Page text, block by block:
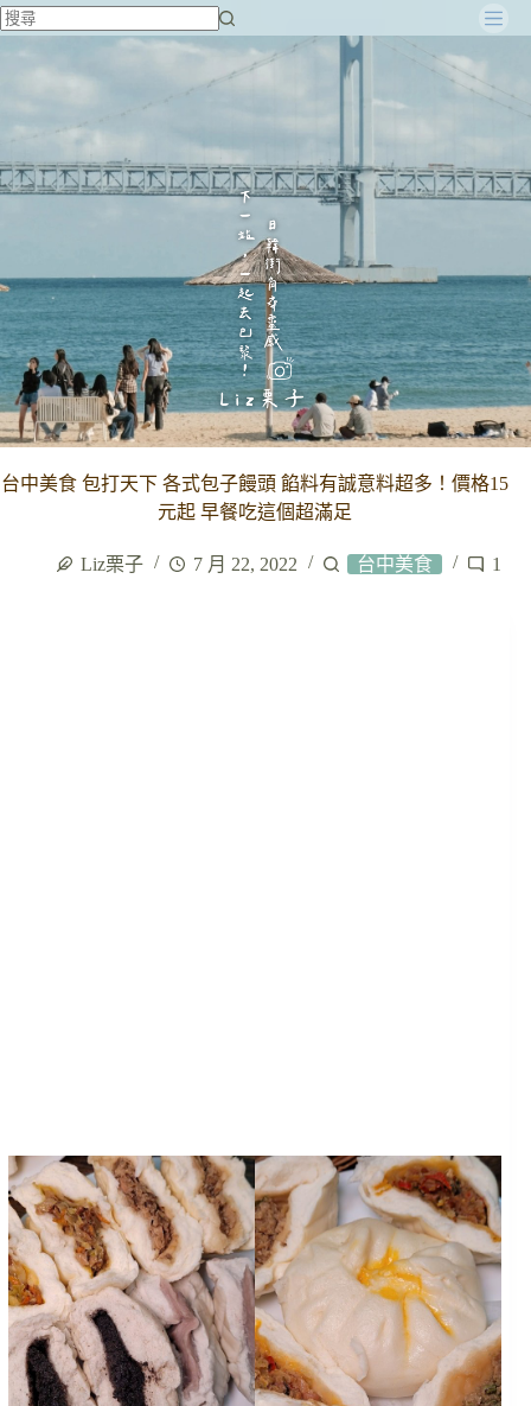
跳
容
台中美食 包打天下 各式包子饅頭 餡料有誠意料超多！價格15
元起 早餐吃這個超滿足
Liz栗子 7 月 22, 2022 台中美食 1